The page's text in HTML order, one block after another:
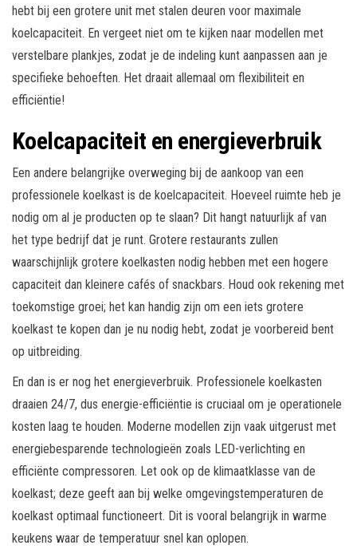
hebt bij een grotere unit met stalen deuren voor maximale
koelcapaciteit. En vergeet niet om te kijken naar modellen met
verstelbare plankjes, zodat je de indeling kunt aanpassen aan je
specifieke behoeften. Het draait allemaal om flexibiliteit en
efficiëntie!
Koelcapaciteit en energieverbruik
Een andere belangrijke overweging bij de aankoop van een
professionele koelkast is de koelcapaciteit. Hoeveel ruimte heb je
nodig om al je producten op te slaan? Dit hangt natuurlijk af van
het type bedrijf dat je runt. Grotere restaurants zullen
waarschijnlijk grotere koelkasten nodig hebben met een hogere
capaciteit dan kleinere cafés of snackbars. Houd ook rekening met
toekomstige groei; het kan handig zijn om een iets grotere
koelkast te kopen dan je nu nodig hebt, zodat je voorbereid bent
op uitbreiding.
En dan is er nog het energieverbruik. Professionele koelkasten
draaien 24/7, dus energie-efficiëntie is cruciaal om je operationele
kosten laag te houden. Moderne modellen zijn vaak uitgerust met
energiebesparende technologieën zoals LED-verlichting en
efficiënte compressoren. Let ook op de klimaatklasse van de
koelkast; deze geeft aan bij welke omgevingstemperaturen de
koelkast optimaal functioneert. Dit is vooral belangrijk in warme
keukens waar de temperatuur snel kan oplopen.